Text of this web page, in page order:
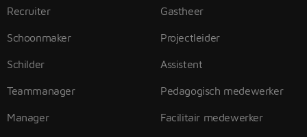
Recruiter
Schoonmaker
Schilder
Teammanager
Manager
Gastheer
Projectleider
Assistent
Pedagogisch medewerker
Facilitair medewerker